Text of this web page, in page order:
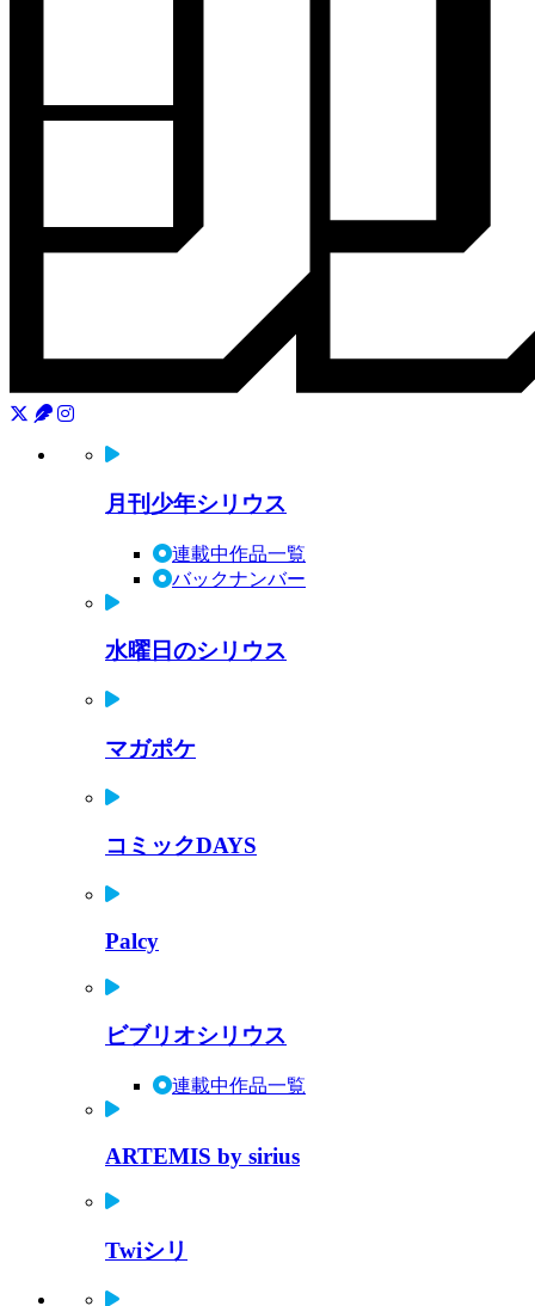
月刊少年シリウス
連載中作品一覧
バックナンバー
水曜日のシリウス
マガポケ
コミックDAYS
Palcy
ビブリオシリウス
連載中作品一覧
ARTEMIS by sirius
Twiシリ